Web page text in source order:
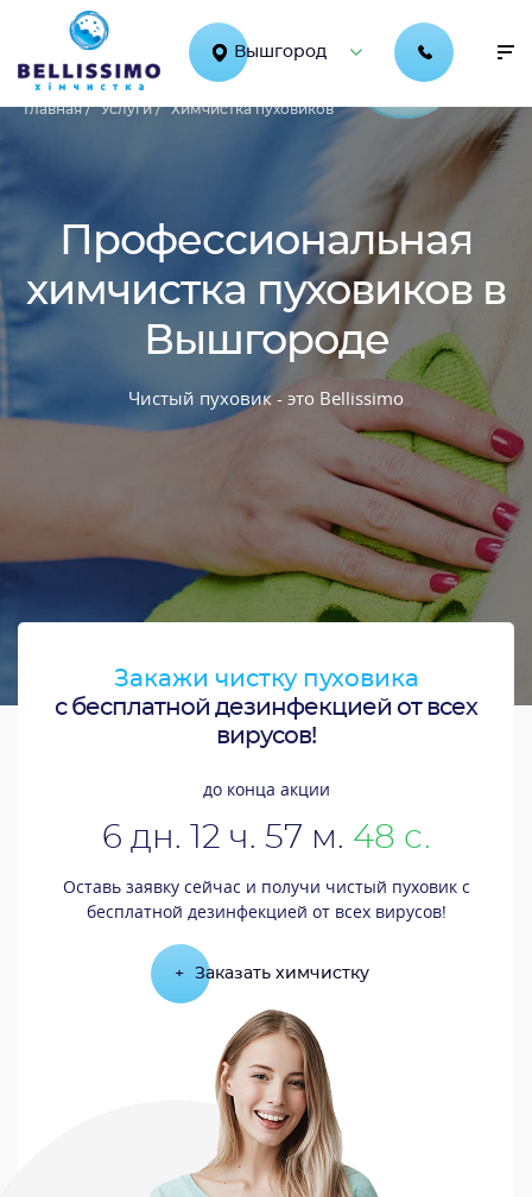
Вышгород
Главная / Услуги / Химчистка пуховиков
Профессиональная
химчистка пуховиков в
Вышгороде
Чистый пуховик - это Bellissimo
Закажи чистку пуховика
с бесплатной дезинфекцией от всех
вирусов!
до конца акции
6 дн. 12 ч. 57 м. 47с.
Оставь заявку сейчас и получи чистый пуховик с
бесплатной дезинфекцией от всех вирусов!
+ Заказать химчистку